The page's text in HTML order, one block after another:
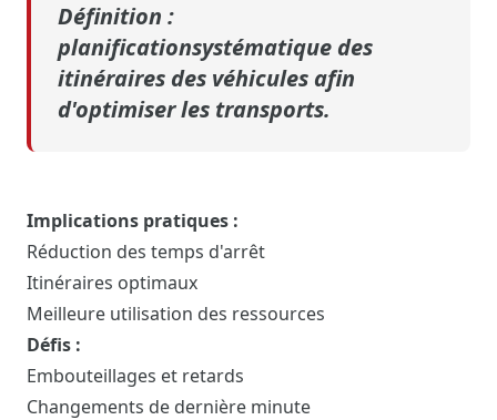
Définition :
planificationsystématique des
itinéraires des véhicules afin
d'optimiser les transports.
Implications pratiques :
Réduction des temps d'arrêt
Itinéraires optimaux
Meilleure utilisation des ressources
Défis :
Embouteillages et retards
Changements de dernière minute